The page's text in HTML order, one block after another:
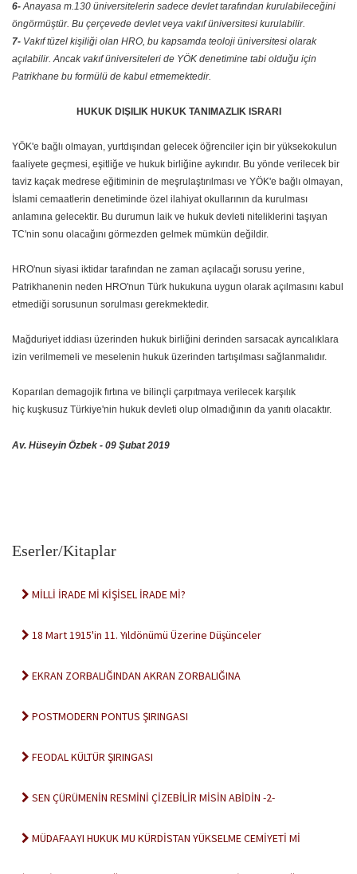
6-Anayasa m.130 üniversitelerin sadece devlet tarafından kurulabileceğini
öngörmüştür. Bu çerçevede devlet veya vakıf üniversitesi kurulabilir.
7- Vakıf tüzel kişiliği olan HRO, bu kapsamda teoloji üniversitesi olarak
açılabilir. Ancak vakıf üniversiteleri de YÖK denetimine tabi olduğu için
Patrikhane bu formülü de kabul etmemektedir.
HUKUK DIŞILIK HUKUK TANIMAZLIK ISRARI
YÖK'e bağlı olmayan, yurtdışından gelecek öğrenciler için bir yüksekokulun
faaliyete geçmesi, eşitliğe ve hukuk birliğine aykırıdır. Bu yönde verilecek bir
taviz kaçak medrese eğitiminin de meşrulaştırılması ve YÖK'e bağlı olmayan,
İslami cemaatlerin denetiminde özel ilahiyat okullarının da kurulması
anlamına gelecektir. Bu durumun laik ve hukuk devleti niteliklerini taşıyan
TC'nin sonu olacağını görmezden gelmek mümkün değildir.
HRO'nun siyasi iktidar tarafından ne zaman açılacağı sorusu yerine,
Patrikhanenin neden HRO'nun Türk hukukuna uygun olarak açılmasını kabul
etmediği sorusunun sorulması gerekmektedir.
Mağduriyet iddiası üzerinden hukuk birliğini derinden sarsacak ayrıcalıklara
izin verilmemeli ve meselenin hukuk üzerinden tartışılması sağlanmalıdır.
Koparılan demagojik fırtına ve bilinçli çarpıtmaya verilecek karşılık
hiç kuşkusuz Türkiye'nin hukuk devleti olup olmadığının da yanıtı olacaktır.
Av. Hüseyin Özbek - 09 Şubat 2019
Eserler/Kitaplar
MİLLİ İRADE Mİ KİŞİSEL İRADE Mİ?
18 Mart 1915'in 11. Yıldönümü Üzerine Düşünceler
EKRAN ZORBALIĞINDAN AKRAN ZORBALIĞINA
POSTMODERN PONTUS ŞIRINGASI
FEODAL KÜLTÜR ŞIRINGASI
SEN ÇÜRÜMENİN RESMİNİ ÇİZEBİLİR MİSİN ABİDİN -2-
MÜDAFAAYI HUKUK MU KÜRDİSTAN YÜKSELME CEMİYETİ Mİ